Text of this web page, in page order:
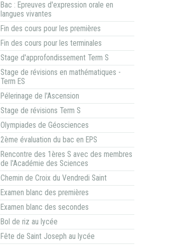
Bac : Epreuves d'expression orale en
langues vivantes
Fin des cours pour les premières
Fin des cours pour les terminales
Stage d'approfondissement Term S
Stage de révisions en mathématiques -
Term ES
Pélerinage de l'Ascension
Stage de révisions Term S
Olympiades de Géosciences
2ème évaluation du bac en EPS
Rencontre des 1ères S avec des membres
de l'Académie des Sciences
Chemin de Croix du Vendredi Saint
Examen blanc des premières
Examen blanc des secondes
Bol de riz au lycée
Fête de Saint Joseph au lycée